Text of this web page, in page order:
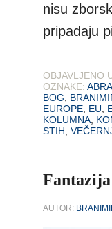
nisu
pripadaju
OBJAVLJENO
OZNAKE:
BOG
EUROPE EU
KOLUMNA
STIH ,
AUTOR: